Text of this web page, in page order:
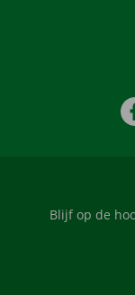
Blijf op de